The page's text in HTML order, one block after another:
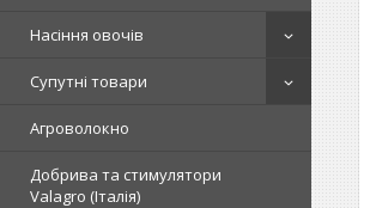
Насіння овочів
Супутні товари
Агроволокно
Добрива та стимулятори
Valagro (Італія)